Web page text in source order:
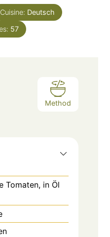
Cuisine: Deutsch
57
Method
Tomaten, in Öl